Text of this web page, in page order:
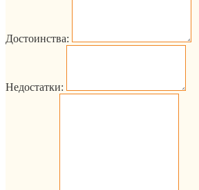
Достоинства:
Недостатки: